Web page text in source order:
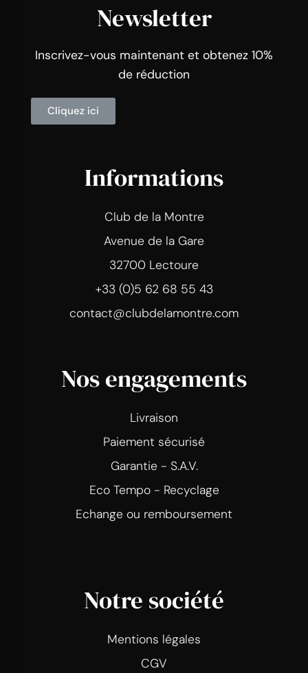
Newsletter
Inscrivez-vous maintenant et obtenez 10%
de réduction
Cliquez ici
Informations
Club de la Montre
Avenue de la Gare
32700 Lectoure
+33 (0)5 62 68 55 43
contact@clubdelamontre.com
Nos engagements
Livraison
Paiement sécurisé
Garantie - S.A.V.
Eco Tempo - Recyclage
Echange ou remboursement
Notre société
Mentions légales
CGV